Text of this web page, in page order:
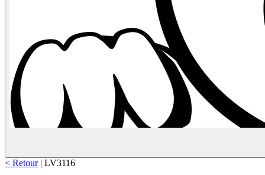
< Retour | LV3116